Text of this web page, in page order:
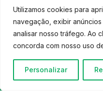
Utilizamos cookies para
navegação, exibir
analisar nosso tráfego. Ao
concorda com nosso uso
Personalizar